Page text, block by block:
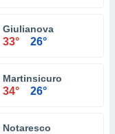
Giulianova
33° 26°
Martinsicuro
34° 26°
Notaresco